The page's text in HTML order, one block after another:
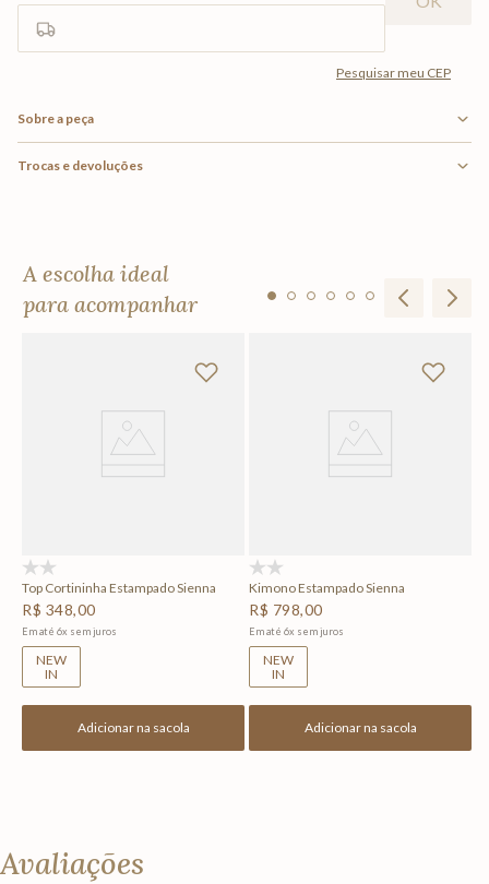
Sobre a peça
Trocas e devoluções
A escolha ideal
para acompanhar
Top Cortininha Estampado Sienna
R$ 348,00
Em até 6x sem juros
NEW
IN
Adicionar na sacola
Kimono Estampado Sienna
R$ 798,00
Em até 6x sem juros
NEW
IN
Adicionar na sacola
Avaliações